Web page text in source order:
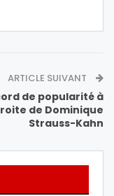
ARTICLE SUIVANT
de popularité à
de Dominique
Strauss-Kahn